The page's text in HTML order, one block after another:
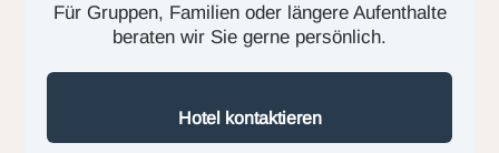
Für Gruppen, Familien oder längere Aufenthalte
beraten wir Sie gerne persönlich.
Hotel kontaktieren